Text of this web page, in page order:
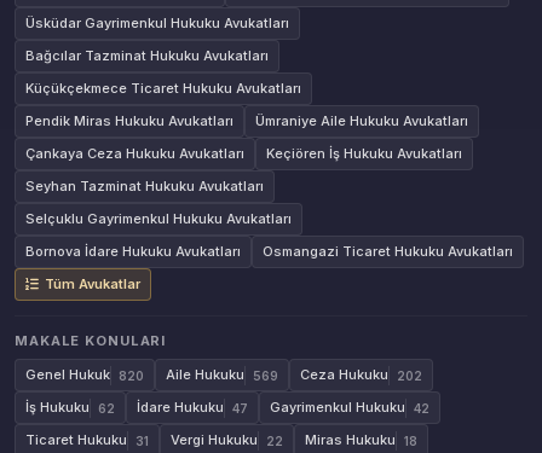
Üsküdar Gayrimenkul Hukuku Avukatları
Bağcılar Tazminat Hukuku Avukatları
Küçükçekmece Ticaret Hukuku Avukatları
Pendik Miras Hukuku Avukatları
Ümraniye Aile Hukuku Avukatları
Çankaya Ceza Hukuku Avukatları
Keçiören İş Hukuku Avukatları
Seyhan Tazminat Hukuku Avukatları
Selçuklu Gayrimenkul Hukuku Avukatları
Bornova İdare Hukuku Avukatları
Osmangazi Ticaret Hukuku Avukatları
Tüm Avukatlar
MAKALE KONULARI
Genel Hukuk
820 Aile Hukuku 569 Ceza Hukuku 202
İş Hukuku 62 İdare Hukuku 47 Gayrimenkul Hukuku 42
Ticaret Hukuku 31 Vergi Hukuku 22 Miras Hukuku 18